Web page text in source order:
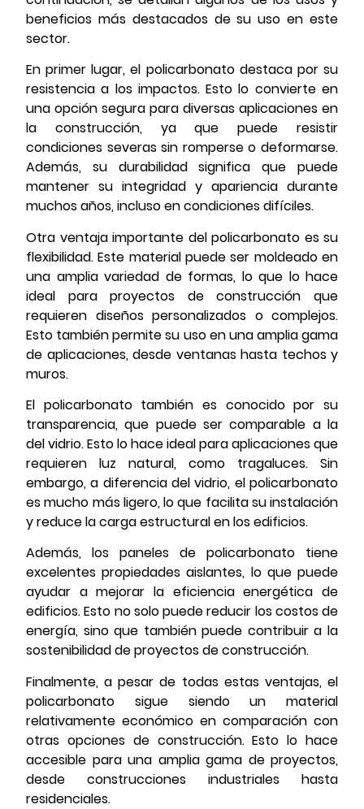
beneficios más destacados de su uso en este
sector.
En primer lugar, el policarbonato destaca por su
resistencia a los impactos. Esto lo convierte en
una opción segura para diversas aplicaciones en
la construcción, ya que puede resistir
condiciones severas sin romperse o deformarse.
Además, su durabilidad significa que puede
mantener su integridad y apariencia durante
muchos años, incluso en condiciones difíciles.
Otra ventaja importante del policarbonato es su
flexibilidad. Este material puede ser moldeado en
una amplia variedad de formas, lo que lo hace
ideal para proyectos de construcción que
requieren diseños personalizados o complejos.
Esto también permite su uso en una amplia gama
de aplicaciones, desde ventanas hasta techos y
muros.
El policarbonato también es conocido por su
transparencia, que puede ser comparable a la
del vidrio. Esto lo hace ideal para aplicaciones que
requieren luz natural, como tragaluces. Sin
embargo, a diferencia del vidrio, el policarbonato
es mucho más ligero, lo que facilita su instalación
y reduce la carga estructural en los edificios.
Además, los paneles de policarbonato tiene
excelentes propiedades aislantes, lo que puede
ayudar a mejorar la eficiencia energética de
edificios. Esto no solo puede reducir los costos de
energía, sino que también puede contribuir a la
sostenibilidad de proyectos de construcción.
Finalmente, a pesar de todas estas ventajas, el
policarbonato sigue siendo un material
relativamente económico en comparación con
otras opciones de construcción. Esto lo hace
accesible para una amplia gama de proyectos,
desde construcciones industriales hasta
residenciales.